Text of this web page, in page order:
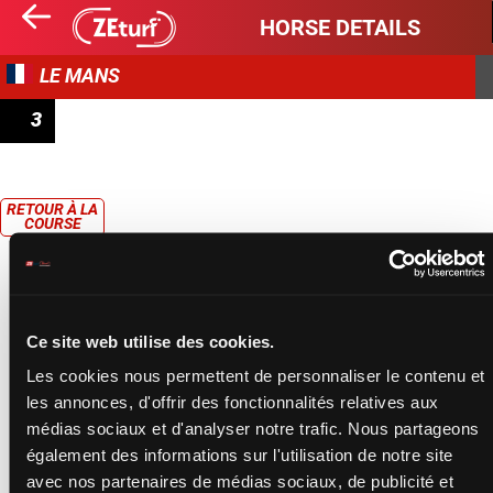
Ce site web utilise des cookies.
Les cookies nous permettent de personnaliser le contenu et
les annonces, d'offrir des fonctionnalités relatives aux
médias sociaux et d'analyser notre trafic. Nous partageons
également des informations sur l'utilisation de notre site
avec nos partenaires de médias sociaux, de publicité et
HORSE DETAILS
LE MANS
3
RETOUR À LA
COURSE